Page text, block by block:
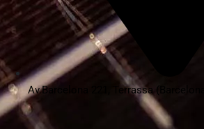
Av.Barcelona 221, Terrassa (Barcelona)